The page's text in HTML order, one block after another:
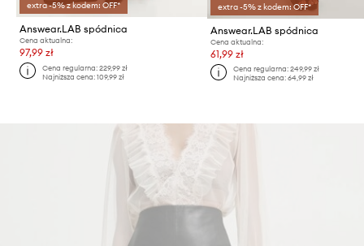
extra -5% z kodem: OFF*
Answear.LAB spódnica
Cena aktualna:
97,99 zł
Cena regularna:229,99 zł
Najniższa cena:109,99 zł
extra -5% z kodem: OFF*
Answear.LAB spódnica
Cena aktualna:
61,99 zł
Cena regularna: 249,99 zł
Najniższa cena: 64,99 zł